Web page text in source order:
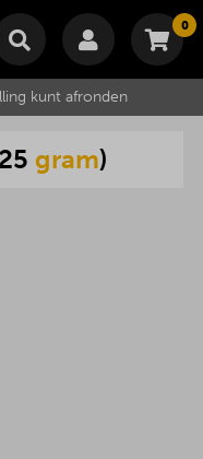
0
leeg.
€
Bestellen
kunt afronden
25 gram)